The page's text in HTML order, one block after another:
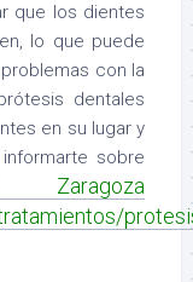
que los dientes
lo que puede
con la
dentales
en su lugar y
sobre